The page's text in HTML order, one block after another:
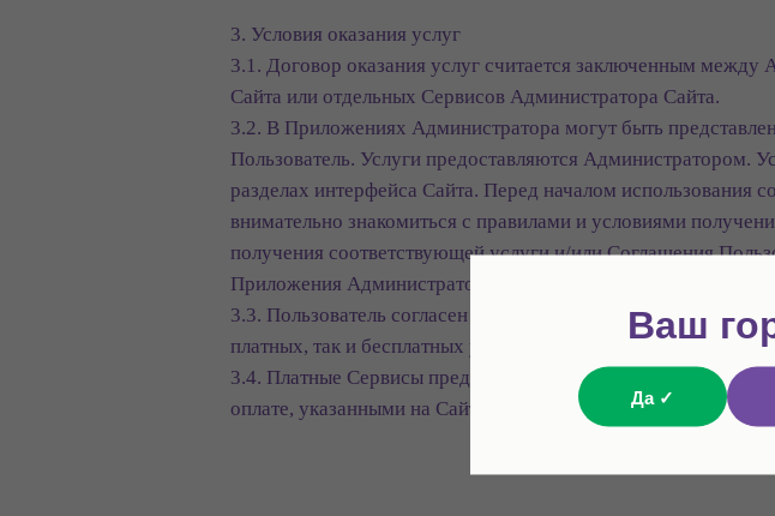
Ваш
Да ✓
3. Условия оказания услуг
3.1. Договор оказания услуг считается заключенным
Сайта или отдельных Сервисов Администратора Сайта.
3.2. В Приложениях Администратора могут быть
Пользователь. Услуги предоставляются Администратором.
разделах интерфейса Сайта. Перед началом использования
внимательно знакомиться с правилами и условиями
получения соответствующей услуги и/или Соглашения
Приложения Администратора и/или Сервиса.
3.3. Пользователь согласен с тем, что Администратор
платных, так и бесплатных услуг Администратора.
3.4. Платные Сервисы предоставляются на условиях
оплате, указанными на Сайте, и/или Прайс-листа.